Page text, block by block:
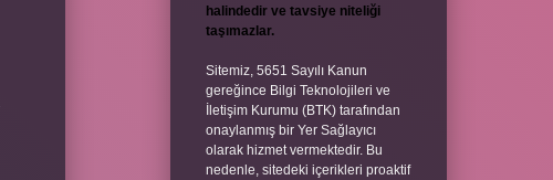
halindedir ve tavsiye niteliği
taşımazlar.
Sitemiz, 5651 Sayılı Kanun
gereğince Bilgi Teknolojileri ve
İletişim Kurumu (BTK) tarafından
onaylanmış bir Yer Sağlayıcı
olarak hizmet vermektedir. Bu
nedenle, sitedeki içerikleri proaktif